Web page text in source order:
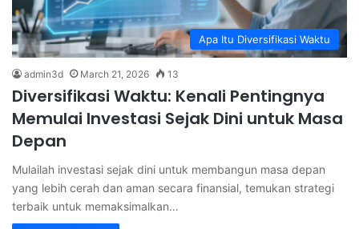
Apa Itu Diversifikasi Waktu
admin3d March 21, 2026 13
Diversifikasi Waktu: Kenali Pentingnya
Memulai Investasi Sejak Dini untuk Masa
Depan
Mulailah investasi sejak dini untuk membangun masa depan
yang lebih cerah dan aman secara finansial, temukan strategi
terbaik untuk memaksimalkan…